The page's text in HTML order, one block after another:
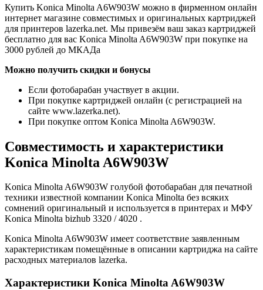
Купить Konica Minolta A6W903W можно в фирменном онлайн
интернет магазине совместимых и оригинальных картриджей
для принтеров lazerka.net. Мы привезём ваш заказ картриджей
бесплатно для вас Konica Minolta A6W903W при покупке на
3000 рублей до МКАДа
Можно получить скидки и бонусы
Если фотобарабан участвует в акции.
При покупке картриджей онлайн (с регистрацией на
сайте www.lazerka.net).
При покупке оптом Konica Minolta A6W903W.
Совместимость и характеристики
Konica Minolta A6W903W
Konica Minolta A6W903W голубой фотобарабан для печатной
техники известной компании Konica Minolta без всяких
сомнений оригинальный и используется в принтерах и МФУ
Konica Minolta bizhub 3320 / 4020 .
Konica Minolta A6W903W имеет соответствие заявленным
характеристикам помещённые в описании картриджа на сайте
расходных материалов lazerka.
Характеристики Konica Minolta A6W903W